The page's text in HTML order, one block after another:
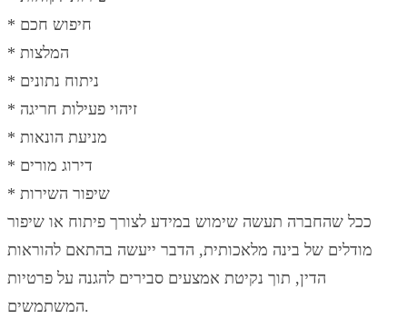
* חיפוש חכם
* המלצות
* ניתוח נתונים
* זיהוי פעילות חריגה
* מניעת הונאות
* דירוג מורים
* שיפור השירות
ככל שהחברה תעשה שימוש במידע לצורך פיתוח או שיפור
מודלים של בינה מלאכותית, הדבר ייעשה בהתאם להוראות
הדין, תוך נקיטת אמצעים סבירים להגנה על פרטיות
המשתמשים.